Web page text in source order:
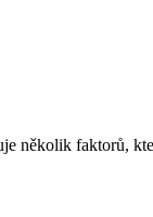
několik faktorů,